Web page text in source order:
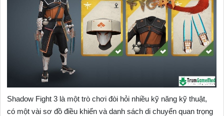
Shadow Fight 3 là một trò chơi đòi hỏi nhiều kỹ năng kỹ thuật,
có một vài sơ đồ điều khiển và danh sách di chuyển quan trọng